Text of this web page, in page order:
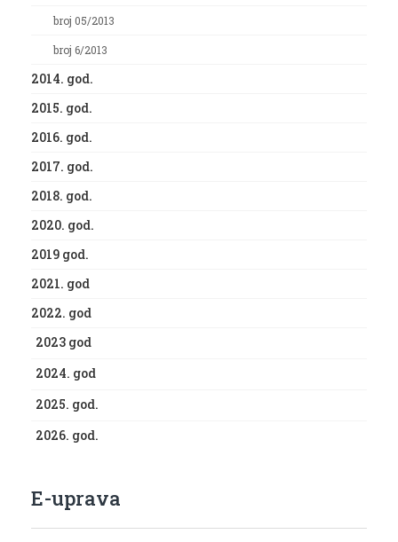
broj 05/2013
broj 6/2013
2014. god.
2015. god.
2016. god.
2017. god.
2018. god.
2020. god.
2019 god.
2021. god
2022. god
2023 god
2024. god
2025. god.
2026. god.
E-uprava